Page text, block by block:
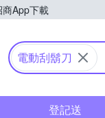
商App下載
Yahoo購物中心
電動刮鬍刀
登記送